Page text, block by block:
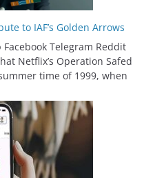
to IAF’s Golden Arrows
Telegram Reddit
Netflix’s Operation Safed
time of 1999, when